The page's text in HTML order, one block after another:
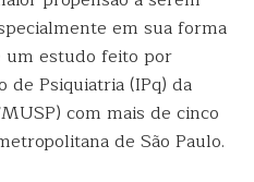
em sua forma
um estudo feito por
Psiquiatria (IPq) da
com mais de cinco
de São Paulo.